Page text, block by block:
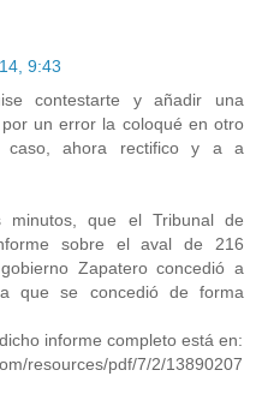
9:43
contestarte y añadir una
un error la coloqué en otro
ahora rectifico y a a
que el Tribunal de
sobre el aval de 216
Zapatero concedió a
que se concedió de forma
informe completo está en:
resources/pdf/7/2/13890207